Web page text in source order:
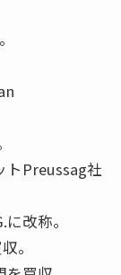
Preussag社
改称。
。